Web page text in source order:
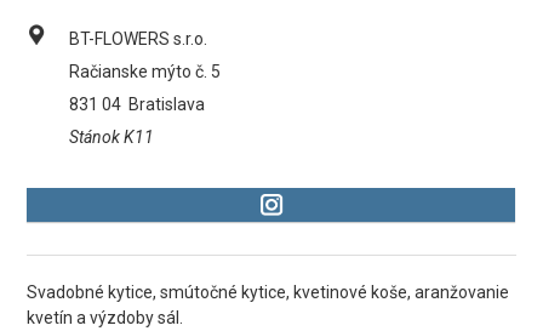
BT-FLOWERS s.r.o.
Račianske mýto č. 5
831 04 Bratislava
Stánok K11
Svadobné kytice, smútočné kytice, kvetinové koše, aranžovanie
kvetín a výzdoby sál.